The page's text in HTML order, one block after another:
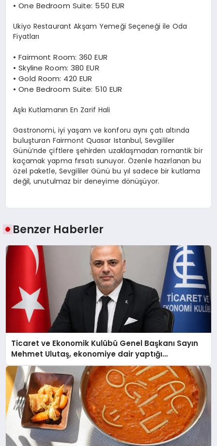
•One Bedroom Suite: 550 EUR
Ukiyo Restaurant Akşam Yemeği Seçeneği ile Oda
Fiyatları
•Fairmont Room: 360 EUR
•Skyline Room: 380 EUR
•Gold Room: 420 EUR
•One Bedroom Suite: 510 EUR
Aşkı Kutlamanın En Zarif Hali
Gastronomi, iyi yaşam ve konforu aynı çatı altında
buluşturan Fairmont Quasar Istanbul, Sevgililer
Günü’nde çiftlere şehirden uzaklaşmadan romantik bir
kaçamak yapma fırsatı sunuyor. Özenle hazırlanan bu
özel paketle, Sevgililer Günü bu yıl sadece bir kutlama
değil, unutulmaz bir deneyime dönüşüyor.
Benzer Haberler
Ticaret ve Ekonomik Kulübü Genel Başkanı Sayın
Mehmet Ulutaş, ekonomiye dair yaptığı
açıklamada şunları kaydetti: